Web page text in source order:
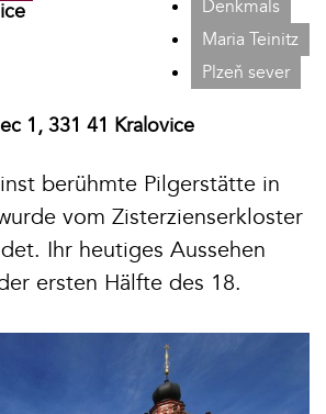
Denkmals
Maria Teinitz
Plzeň sever
1, 331 41 Kralovice
berühmte Pilgerstätte in
vom Zisterzienserkloster
Ihr heutiges Aussehen
ersten Hälfte des 18.